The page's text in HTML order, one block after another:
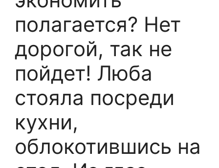
полагается? Нет
дорогой, так не
пойдет! Люба
стояла посреди
кухни,
облокотившись на